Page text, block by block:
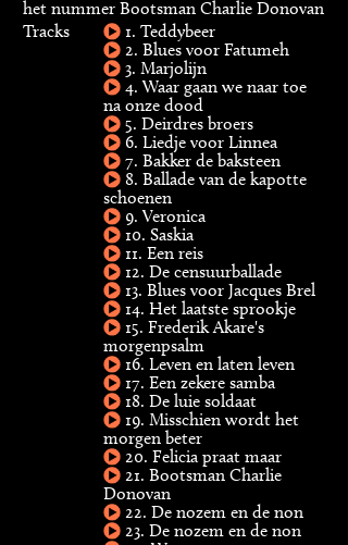
het nummer Bootsman Charlie Donovan
Tracks
1. Teddybeer
2. Blues voor Fatumeh
3. Marjolijn
4. Waar gaan we naar toe
na onze dood
5. Deirdres broers
6. Liedje voor Linnea
7. Bakker de baksteen
8. Ballade van de kapotte
schoenen
9. Veronica
10. Saskia
11. Een reis
12. De censuurballade
13. Blues voor Jacques Brel
14. Het laatste sprookje
15. Frederik Akare's
morgenpsalm
16. Leven en laten leven
17. Een zekere samba
18. De luie soldaat
19. Misschien wordt het
morgen beter
20. Felicia praat maar
21. Bootsman Charlie
Donovan
22. De nozem en de non
23. De nozem en de non